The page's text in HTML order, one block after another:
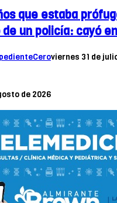
que estaba
un policía: cayó
viernes 31 de
de 2026